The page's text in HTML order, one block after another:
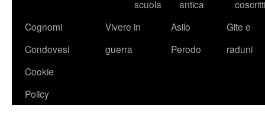
scuola
antica
coscritti
Cognomi
Condovesi
Vivere in
guerra
Asilo
Perodo
Gite e
raduni
Cookie
Policy